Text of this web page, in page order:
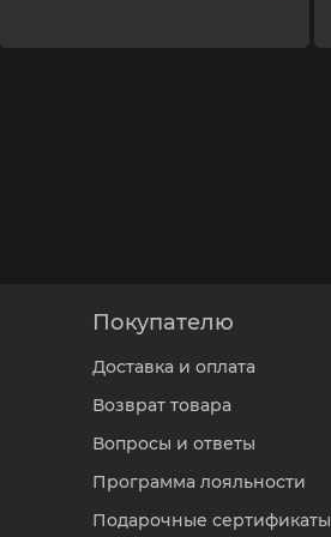
Покупателю
Доставка и оплата
Возврат товара
Вопросы и ответы
Программа лояльности
Подарочные сертификаты